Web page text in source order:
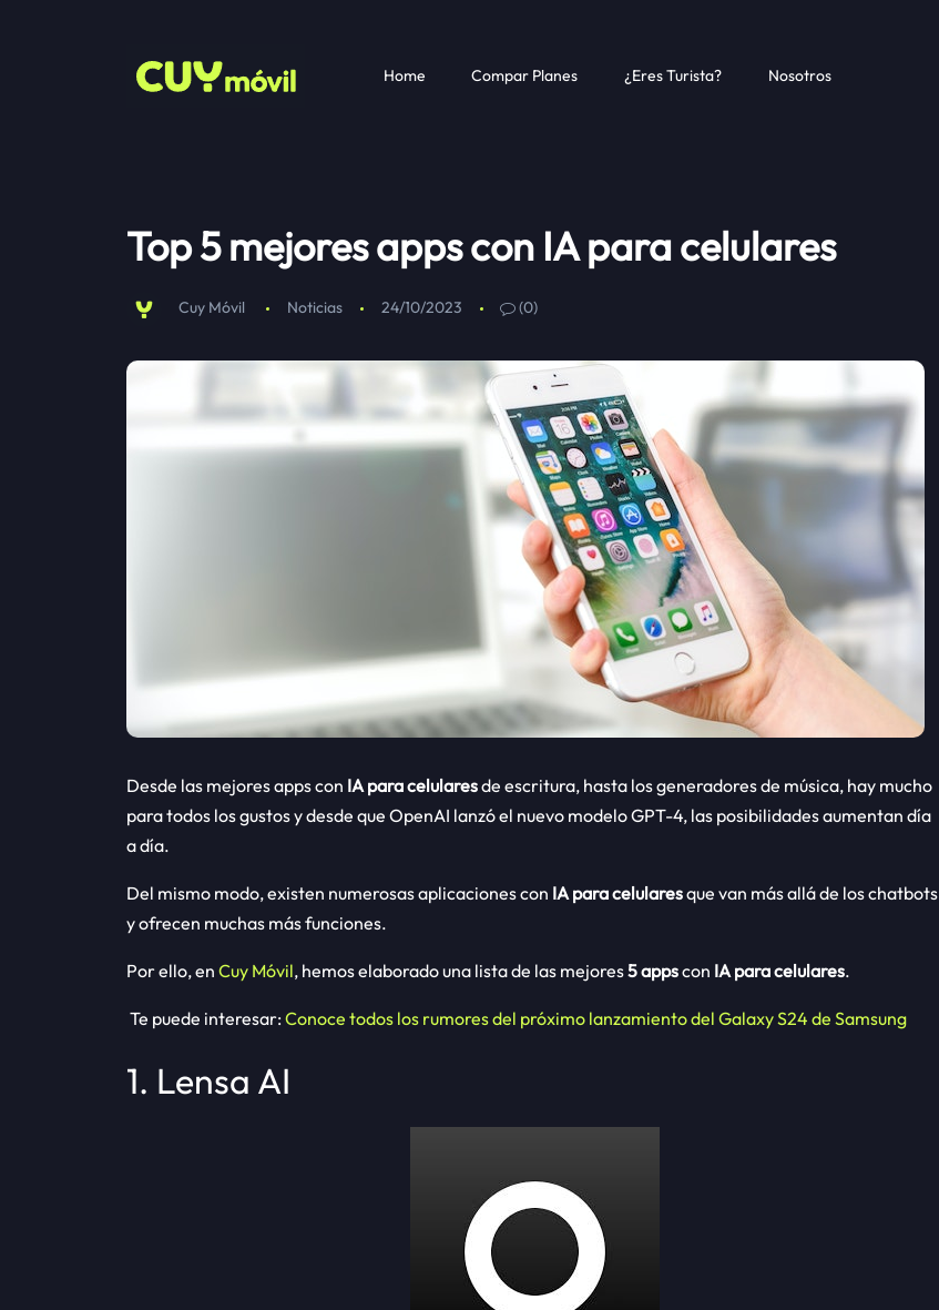
Home Compar Planes ¿Eres Turista? Nosotros
Top 5 mejores apps con IA para celulares
Cuy Móvil Noticias 24/10/2023 (0)
Desde las mejores apps con IA para celularesde escritura, hasta los generadores de música, hay mucho
para todos los gustos y desde que OpenAI lanzó el nuevo modelo GPT-4, las posibilidades aumentan día
a día.
Del mismo modo, existen numerosas aplicaciones con IA para celularesque van más allá de los chatbots
y ofrecen muchas más funciones.
Por ello, en Cuy Móvil, hemos elaborado una lista de las mejores5 appscon IA para celulares.
Te puede interesar: Conoce todos los rumores del próximo lanzamiento del Galaxy S24 de Samsung
1. Lensa AI